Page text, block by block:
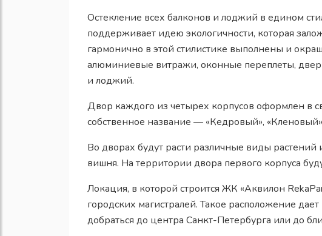
Остекление всех балконов и лоджий в едином
поддерживает идею экологичности, которая
гармонично в этой стилистике выполнены и
алюминиевые витражи, оконные переплеты,
и лоджий.
Двор каждого из четырех корпусов оформлен в
собственное название — «Кедровый»,
Во дворах будут расти различные виды
вишня. На территории двора первого корпуса
Локация, в которой строится ЖК «Аквилон
городских магистралей. Такое расположение
добраться до центра Санкт-Петербурга или до